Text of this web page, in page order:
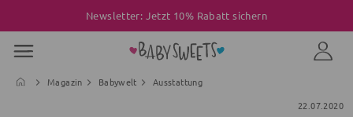
Newsletter: Jetzt 10% Rabatt sichern
Magazin Babywelt
Ausstattung
22.07.2020